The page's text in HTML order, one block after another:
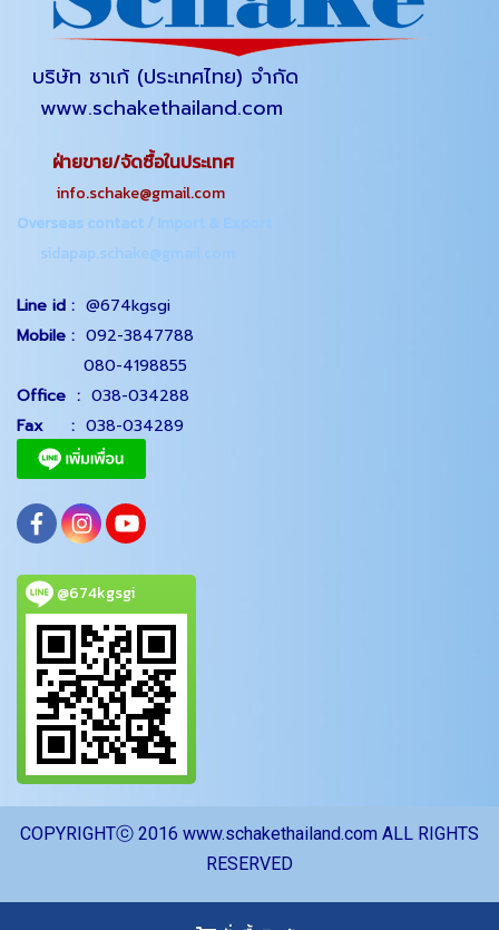
บริษัท ชาเก้ (ประเทศไทย) จำกัด
www.schakethailand.com
ฝ่ายขาย/จัดซื้อในประเทศ
info.schake@gmail.com
Overseas contact / Import & Export
sidapap.schake@gmail.com
Line id : @674kgsgi
Mobile : 092-3847788
080-4198855
Office : 038-034288
Fax : 038-034289
@674kgsgi
COPYRIGHTⓒ 2016 www.schakethailand.com ALL RIGHTS
RESERVED
ผู้เข้าชมวันนี้